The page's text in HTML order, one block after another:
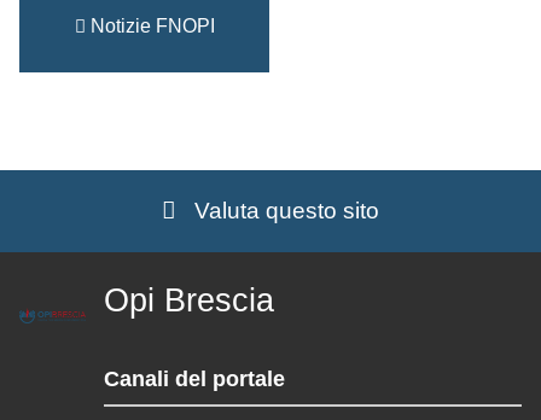
Notizie FNOPI
Valuta questo sito
Opi Brescia
Canali del portale